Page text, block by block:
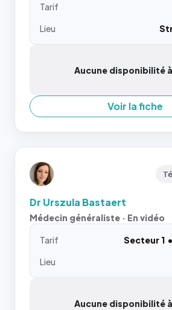
Tarif
Lieu
Aucune disponibilité
Voir la fiche
Dr Urszula Bastaert
Médecin généraliste · En vidéo
Tarif Secteur 1
Lieu
Aucune disponibilité